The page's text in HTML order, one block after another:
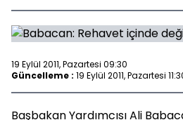
19 Eylül 2011, Pazartesi 09:30
Güncelleme : 19 Eylül 2011, Pazartesi
Başbakan Yardımcısı Ali